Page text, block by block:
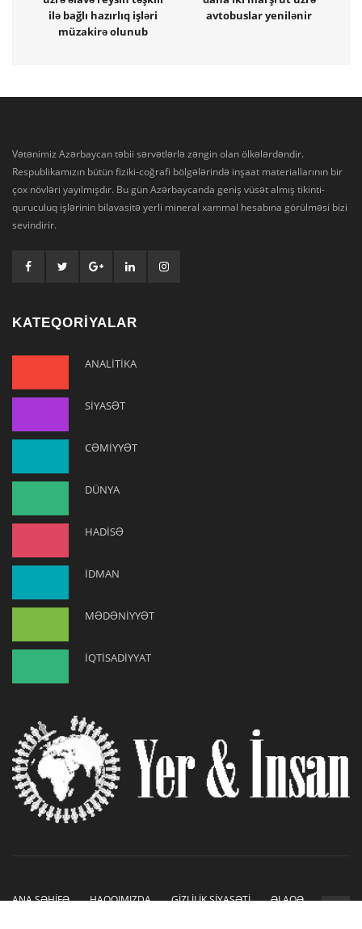
ilə bağlı hazırlıq işləri
müzakirə olunub
avtobuslar yenilənir
Vətənimiz Azərbaycan təbii sərvətlərlə zəngin olan ölkələrdəndir.
Respublikamızın bütün fiziki-coğrafi bölgələrində inşaat materiallarının bir
çox növləri yayılmışdır. Bu gün Azərbaycanda geniş vüsət almış tikinti-
quruculuq işlərinin bilavasitə yerli mineral xammal hesabına görülməsi bizi
sevindirir.
KATEQORİYALAR
ANALİTİKA
SİYASƏT
CƏMİYYƏT
DÜNYA
HADİSƏ
İDMAN
MƏDƏNİYYƏT
İQTİSADİYYAT
ANA SƏHİFƏ HAQQIMIZDA GİZLİLİK SİYASƏTİ
ƏLAQƏ